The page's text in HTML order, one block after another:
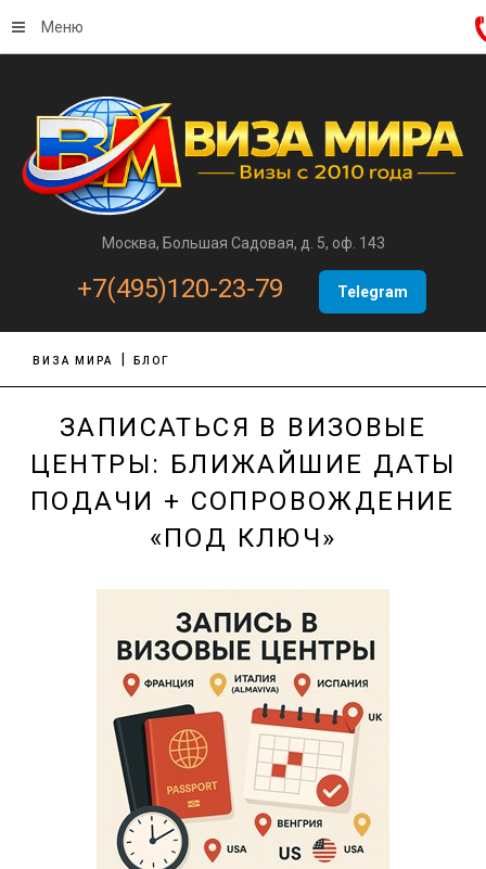
Москва, Большая Садовая, д. 5, оф. 143
+7(495)120-23-79 Telegram
Меню
ВИЗА МИРА БЛОГ
ЗАПИСАТЬСЯ В ВИЗОВЫЕ
ЦЕНТРЫ: БЛИЖАЙШИЕ ДАТЫ
ПОДАЧИ + СОПРОВОЖДЕНИЕ
«ПОД КЛЮЧ»